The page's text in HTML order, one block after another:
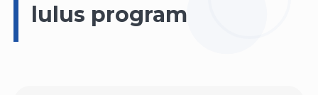
lulus program